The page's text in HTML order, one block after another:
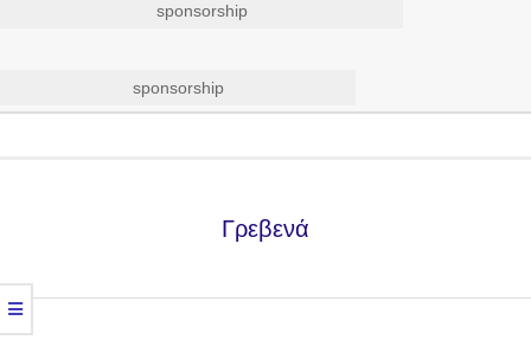
sponsorship
sponsorship
Γρεβενά